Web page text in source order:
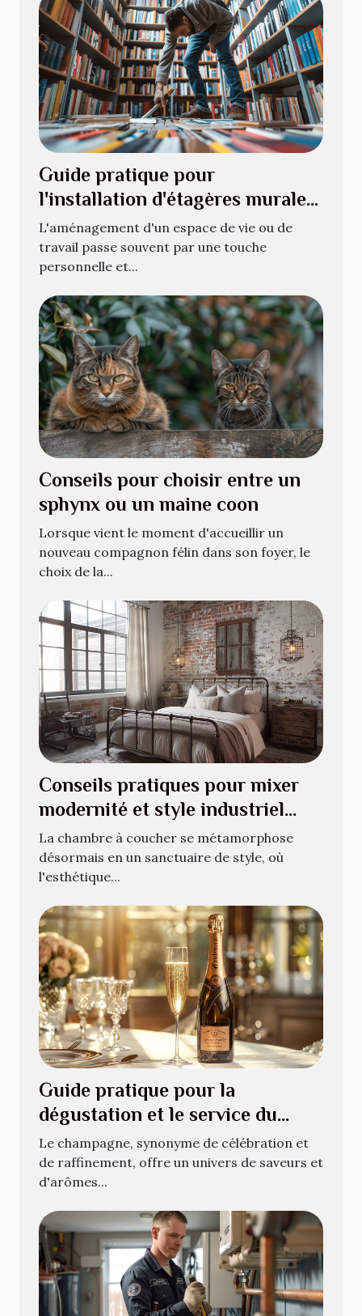
Guide pratique pour
l'installation d'étagères murales
pour livres
L'aménagement d'un espace de vie ou de
travail passe souvent par une touche
personnelle et...
Conseils pour choisir entre un
sphynx ou un maine coon
Lorsque vient le moment d'accueillir un
nouveau compagnon félin dans son foyer, le
choix de la...
Conseils pratiques pour mixer
modernité et style industriel
dans votre chambre
La chambre à coucher se métamorphose
désormais en un sanctuaire de style, où
l'esthétique...
Guide pratique pour la
dégustation et le service du
champagne
Le champagne, synonyme de célébration et
de raffinement, offre un univers de saveurs et
d'arômes...